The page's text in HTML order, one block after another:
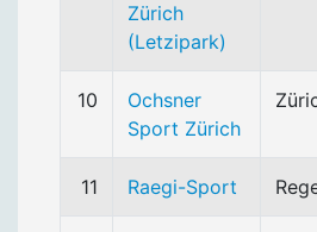
Zürich
(Letzipark)
10
Ochsner
Sport Zürich
11 Raegi-Sport